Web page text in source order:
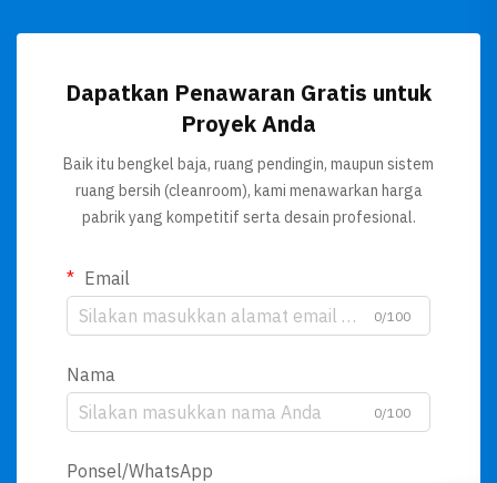
Dapatkan Penawaran Gratis untuk
Proyek Anda
Baik itu bengkel baja, ruang pendingin, maupun sistem
ruang bersih (cleanroom), kami menawarkan harga
pabrik yang kompetitif serta desain profesional.
Email
0/100
Nama
0/100
Ponsel/WhatsApp